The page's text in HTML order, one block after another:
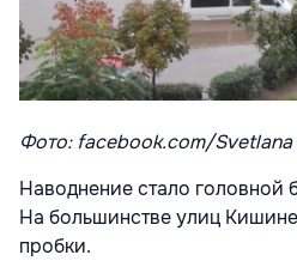
Фото: facebook.com/Svetlana
Наводнение стало головной
На большинстве улиц
пробки.